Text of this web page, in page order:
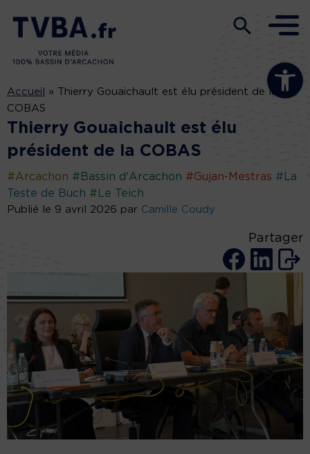
Ouvrir la
Accueil »
Thierry Gouaichault est élu président de la
COBAS
Thierry Gouaichault est élu
président de la COBAS
#Arcachon #Bassin d'Arcachon #Gujan-Mestras #La
Teste de Buch #Le Teich
Publié le 9 avril 2026 par Camille Coudy
Partager